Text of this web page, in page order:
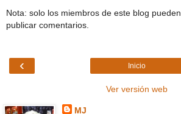
Nota: solo los miembros de este blog pueden
publicar comentarios.
‹ Inicio
Ver versión web
MJ